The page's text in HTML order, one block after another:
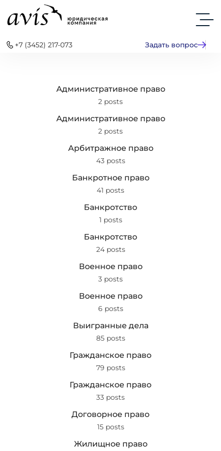
+7 (3452) 217-073 Задать вопрос
Административное право
2 posts
Административное право
2 posts
Арбитражное право
43 posts
Банкротное право
41 posts
Банкротство
1 posts
Банкротство
24 posts
Военное право
3 posts
Военное право
6 posts
Выигранные дела
85 posts
Гражданское право
79 posts
Гражданское право
33 posts
Договорное право
15 posts
Жилищное право